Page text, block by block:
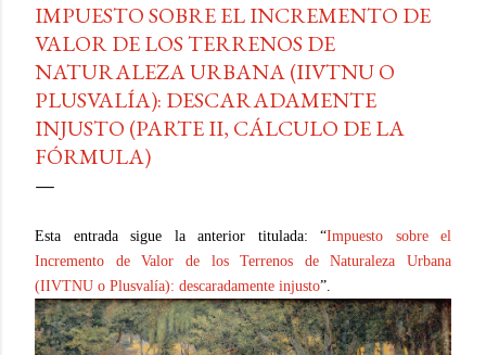
IMPUESTO SOBRE EL INCREMENTO DE
VALOR DE LOS TERRENOS DE
NATURALEZA URBANA (IIVTNU O
PLUSVALÍA): DESCARADAMENTE
INJUSTO (PARTE II, CÁLCULO DE LA
FÓRMULA)
Esta entrada sigue la anterior titulada: “Impuesto sobre el
Incremento de Valor de los Terrenos de Naturaleza Urbana
(IIVTNU o Plusvalía): descaradamente injusto”.